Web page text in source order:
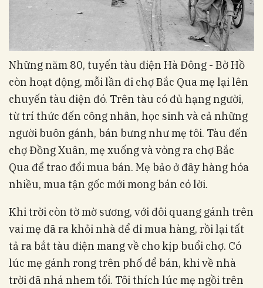
Những năm 80, tuyến tàu điện Hà Đông - Bờ Hồ
còn hoạt động, mỗi lần đi chợ Bắc Qua mẹ lại lên
chuyến tàu điện đó. Trên tàu có đủ hạng người,
từ trí thức đến công nhân, học sinh và cả những
người buôn gánh, bán bưng như mẹ tôi. Tàu đến
chợ Đồng Xuân, mẹ xuống và vòng ra chợ Bắc
Qua để trao đổi mua bán. Mẹ bảo ở đây hàng hóa
nhiều, mua tận gốc mới mong bán có lời.
Khi trời còn tờ mờ sương, với đôi quang gánh trên
vai mẹ đã ra khỏi nhà để đi mua hàng, rồi lại tất
tả ra bắt tàu điện mang về cho kịp buổi chợ. Có
lúc mẹ gánh rong trên phố để bán, khi về nhà
trời đã nhá nhem tối. Tôi thích lúc mẹ ngồi trên